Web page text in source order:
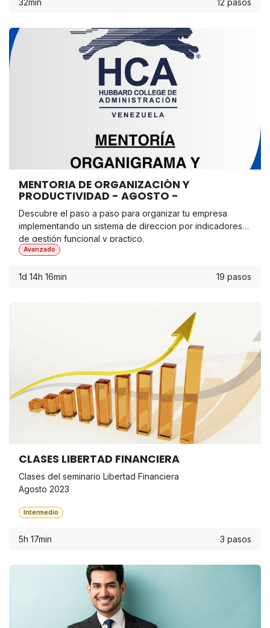
MENTORIA DE ORGANIZACIÓN Y
PRODUCTIVIDAD - AGOSTO -
Descubre el paso a paso para organizar tu empresa
implementando un sistema de direccion por indicadores
de gestión funcional y practico.
Avanzado
1d 14h 16min 19 pasos
CLASES LIBERTAD FINANCIERA
Clases del seminario Libertad Financiera
Agosto 2023
Intermedio
5h 17min 3 pasos